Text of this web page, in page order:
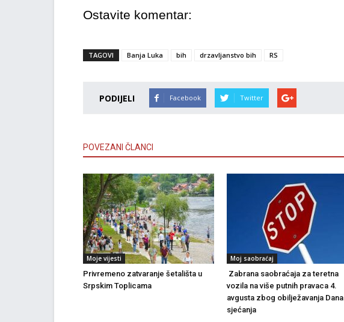
Ostavite komentar:
TAGOVI Banja Luka bih drzavljanstvo bih RS
PODIJELI Facebook Twitter
POVEZANI ČLANCI
Moje vijesti
Privremeno zatvaranje šetališta u
Srpskim Toplicama
Moj saobraćaj
Zabrana saobraćaja za teretna
vozila na više putnih pravaca 4.
avgusta zbog obilježavanja Dana
sjećanja